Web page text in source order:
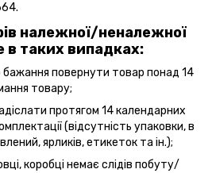
належної/неналежної
в таких випадках:
бажання повернути товар понад 14
товару;
протягом 14 календарних
(відсутність упаковки, в
ярликів, етикеток та ін.);
коробці немає слідів побуту/